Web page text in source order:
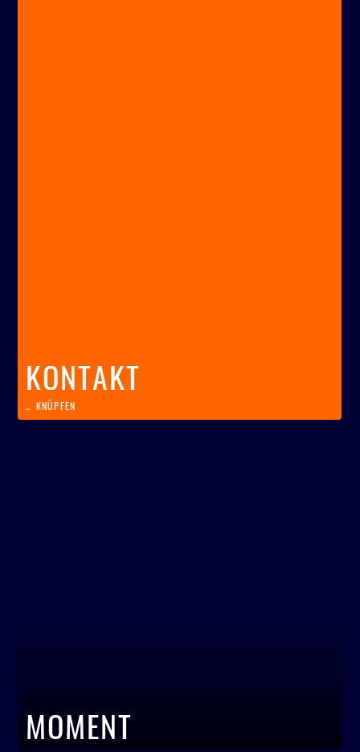
KONTAKT
… KNÜPFEN
MOMENT